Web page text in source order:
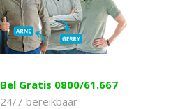
Bel Gratis 0800/61.667
24/7 bereikbaar